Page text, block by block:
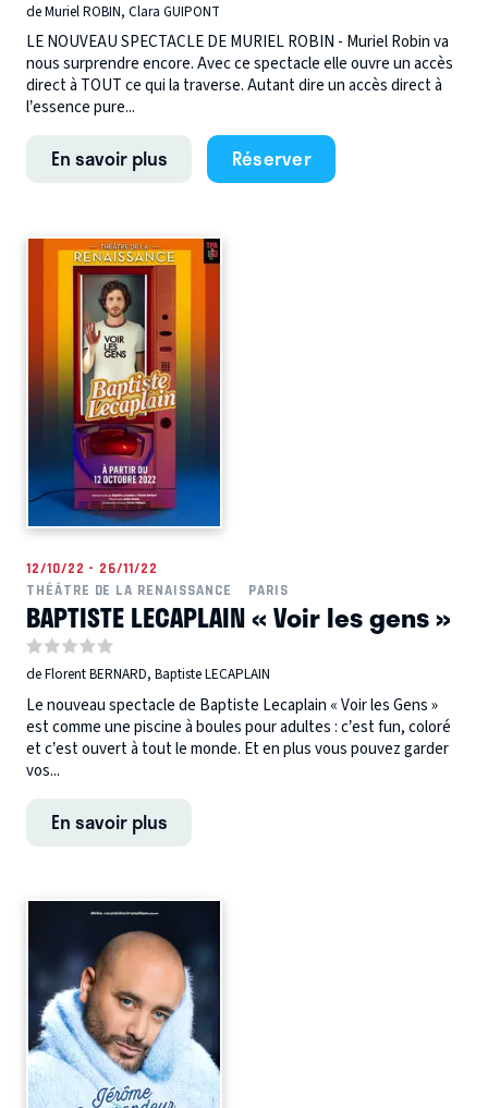
de Muriel ROBIN, Clara GUIPONT
LE NOUVEAU SPECTACLE DE MURIEL ROBIN - Muriel Robin va
nous surprendre encore. Avec ce spectacle elle ouvre un accès
direct à TOUT ce qui la traverse. Autant dire un accès direct à
l’essence pure...
En savoir plus Réserver
12/10/22 - 26/11/22
THÉÂTRE DE LA RENAISSANCE
PARIS
BAPTISTE LECAPLAIN « Voir les gens »
de Florent BERNARD, Baptiste LECAPLAIN
Le nouveau spectacle de Baptiste Lecaplain « Voir les Gens »
est comme une piscine à boules pour adultes : c’est fun, coloré
et c’est ouvert à tout le monde. Et en plus vous pouvez garder
vos...
En savoir plus